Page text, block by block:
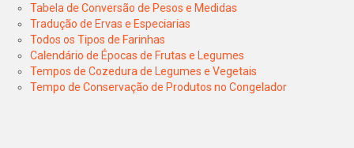
Tabela de Conversão de Pesos e Medidas
Tradução de Ervas e Especiarias
Todos os Tipos de Farinhas
Calendário de Épocas de Frutas e Legumes
Tempos de Cozedura de Legumes e Vegetais
Tempo de Conservação de Produtos no Congelador